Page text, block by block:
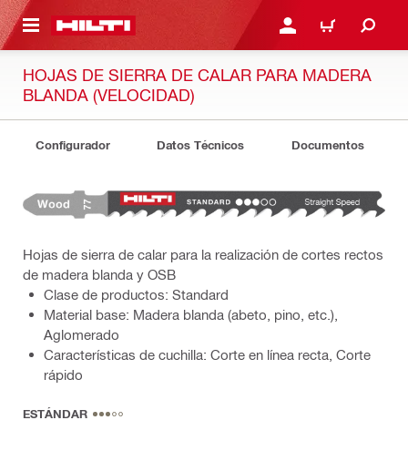
PRINCIPAL INICIE SESIÓN O
CARRITO
HOJAS DE SIERRA DE CALAR PARA MADERA
BLANDA (VELOCIDAD)
Configurador Datos Técnicos Documentos
Hojas de sierra de calar para la realización de cortes rectos
de madera blanda y OSB
Clase de productos: Standard
Material base: Madera blanda (abeto, pino, etc.),
Aglomerado
Características de cuchilla: Corte en línea recta, Corte
rápido
ESTÁNDAR